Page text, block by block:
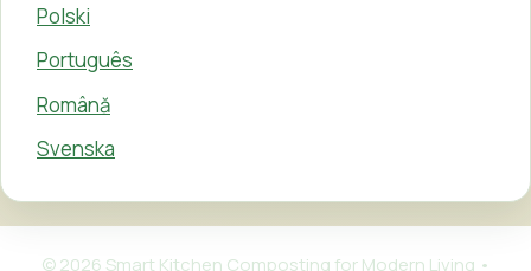
Polski
Português
Română
Svenska
© 2026 Smart Kitchen Composting for Modern Living •